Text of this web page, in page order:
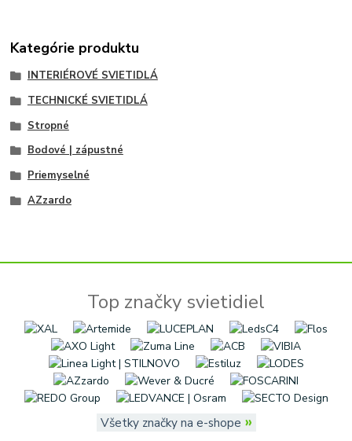
Kategórie produktu
INTERIÉROVÉ SVIETIDLÁ
TECHNICKÉ SVIETIDLÁ
Stropné
Bodové | zápustné
Priemyselné
AZzardo
Top značky svietidiel
Všetky značky na e-shope »